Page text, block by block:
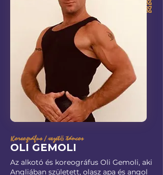
Koreográfus / vezető táncos
OLI GEMOLI
Az alkotó és koreográfus Oli Gemoli, aki
Angliában született, olasz apa és angol